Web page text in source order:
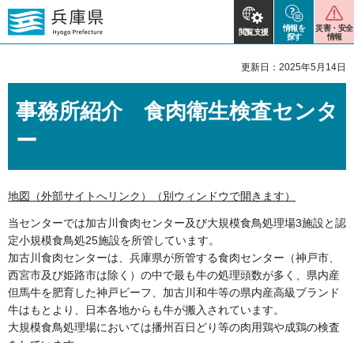
閲覧支援
情報を
探す
災害・安全
情報
更新日：2025年5月14日
事務所紹介 食肉衛生検査センタ
ー
地図（外部サイトへリンク）（別ウィンドウで開きます）
当センターでは加古川食肉センター及び大規模食鳥処理場3施設と認
定小規模食鳥処25施設を所管しています。
加古川食肉センターは、兵庫県が所管する食肉センター（神戸市、
西宮市及び姫路市は除く）の中で最も牛の処理頭数が多く、県内産
但馬牛を肥育した神戸ビーフ、加古川和牛等の県内産高級ブランド
牛はもとより、日本各地からも牛が搬入されています。
大規模食鳥処理場においては播州百日どり等の肉用鶏や成鶏の検査